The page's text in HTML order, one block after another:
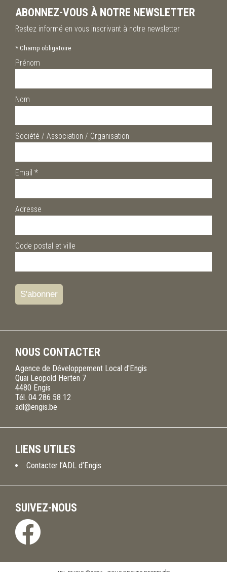
ABONNEZ-VOUS À NOTRE NEWSLETTER
Restez informé en vous inscrivant à notre newsletter
*Champ obligatoire
Prénom
Nom
Société / Association / Organisation
Email *
Adresse
Code postal et ville
NOUS CONTACTER
Agence de Développement Local d'Engis
Quai Leopold Herten 7
4480 Engis
Tél. 04 286 58 12
adl@engis.be
LIENS UTILES
Contacter l’ADL d’Engis
SUIVEZ-NOUS